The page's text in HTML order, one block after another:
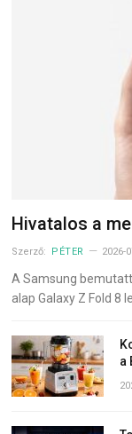
Hivatalos a
Szerző: PÉTER 2026-
A Samsung
alap Galaxy Z Fold 8
a